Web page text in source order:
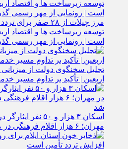
مرز چیلات از ۲۸
توسعه زیرساخت‌ ها و اقتصاد
است | رونمایی از مهر رسمی
تجلیل سخنگوی دولت از میزبانی
اربعین | تأکید بر تداوم مسیر
اسکان ۳ هزار و ۵۰
مهران؛ ۶ هزار اقلام فرهنگی در موکب سلام شهید توزیع شد